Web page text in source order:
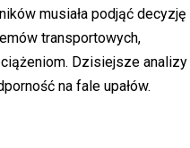
musiała podjąć decyzję
transportowych,
Dzisiejsze analizy
na fale upałów.